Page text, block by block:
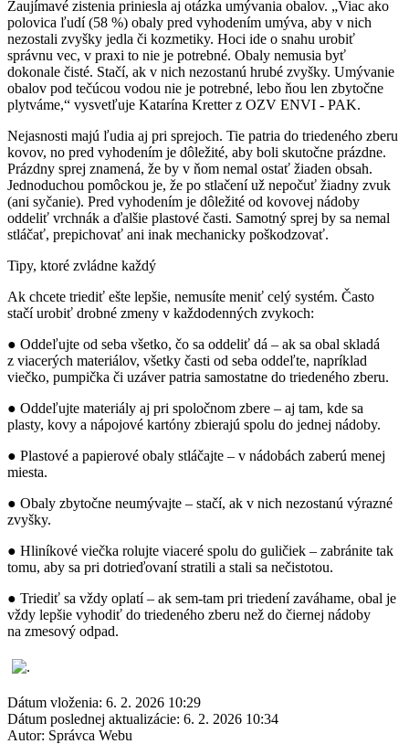
Zaujímavé zistenia priniesla aj otázka umývania obalov. „Viac ako
polovica ľudí (58 %) obaly pred vyhodením umýva, aby v nich
nezostali zvyšky jedla či kozmetiky. Hoci ide o snahu urobiť
správnu vec, v praxi to nie je potrebné. Obaly nemusia byť
dokonale čisté. Stačí, ak v nich nezostanú hrubé zvyšky. Umývanie
obalov pod tečúcou vodou nie je potrebné, lebo ňou len zbytočne
plytváme,“ vysvetľuje Katarína Kretter z OZV ENVI - PAK.
Nejasnosti majú ľudia aj pri sprejoch. Tie patria do triedeného zberu
kovov, no pred vyhodením je dôležité, aby boli skutočne prázdne.
Prázdny sprej znamená, že by v ňom nemal ostať žiaden obsah.
Jednoduchou pomôckou je, že po stlačení už nepočuť žiadny zvuk
(ani syčanie). Pred vyhodením je dôležité od kovovej nádoby
oddeliť vrchnák a ďalšie plastové časti. Samotný sprej by sa nemal
stláčať, prepichovať ani inak mechanicky poškodzovať.
Tipy, ktoré zvládne každý
Ak chcete triediť ešte lepšie, nemusíte meniť celý systém. Často
stačí urobiť drobné zmeny v každodenných zvykoch:
● Oddeľujte od seba všetko, čo sa oddeliť dá – ak sa obal skladá
z viacerých materiálov, všetky časti od seba oddeľte, napríklad
viečko, pumpička či uzáver patria samostatne do triedeného zberu.
● Oddeľujte materiály aj pri spoločnom zbere – aj tam, kde sa
plasty, kovy a nápojové kartóny zbierajú spolu do jednej nádoby.
● Plastové a papierové obaly stláčajte – v nádobách zaberú menej
miesta.
● Obaly zbytočne neumývajte – stačí, ak v nich nezostanú výrazné
zvyšky.
● Hliníkové viečka rolujte viaceré spolu do guličiek – zabránite tak
tomu, aby sa pri dotrieďovaní stratili a stali sa nečistotou.
● Triediť sa vždy oplatí – ak sem-tam pri triedení zaváhame, obal je
vždy lepšie vyhodiť do triedeného zberu než do čiernej nádoby
na zmesový odpad.
Dátum vloženia: 6. 2. 2026 10:29
Dátum poslednej aktualizácie: 6. 2. 2026 10:34
Autor: Správca Webu